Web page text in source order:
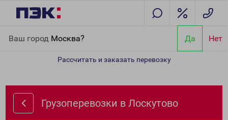
Ваш город Москва? Да Нет
Рассчитать и заказать перевозку
Грузоперевозки в Лоскутово